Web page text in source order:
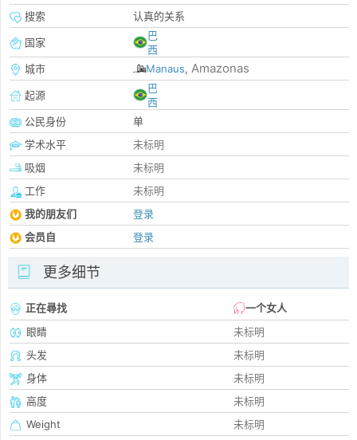
搜索
认真的关系
国家
巴
西
城市
Manaus, Amazonas
起源
巴
西
公民身份
单
学术水平
未标明
吸烟
未标明
工作
未标明
我的朋友们
登录
会员自
登录
更多细节
正在尋找
一个女人
眼睛
未标明
头发
未标明
身体
未标明
高度
未标明
Weight
未标明